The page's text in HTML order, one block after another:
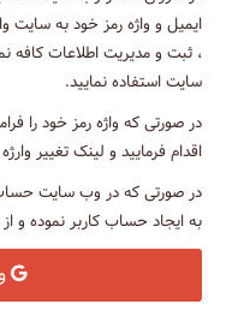
ایمیل و واژه رمز خود به سایت
، ثبت و مدیریت اطلاعات
سایت استفاده نمایید.
در صورتی که واژه رمز خود را
اقدام فرمایید و لینک تغییر
در صورتی که در وب سایت حساب
به ایجاد حساب کاربر نموده و